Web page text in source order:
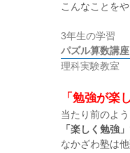
こんなことをや
3年生の学習
パズル算数講座
理科実験教室
「勉強が楽
当たり前のよ
「楽しく勉強」
なかざわ塾は